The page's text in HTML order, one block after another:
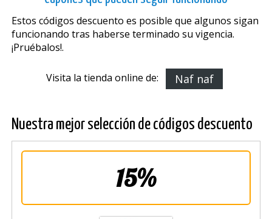
Estos códigos descuento es posible que algunos sigan
funcionando tras haberse terminado su vigencia.
¡Pruébalos!.
Visita la tienda online de: Naf naf
Nuestra mejor selección de códigos descuento
15%